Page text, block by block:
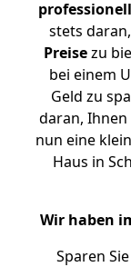
stets
Preisezu
bei einem
Geld zu
daran, Ihnen
nun eine
Haus in
Wir haben
Sparen